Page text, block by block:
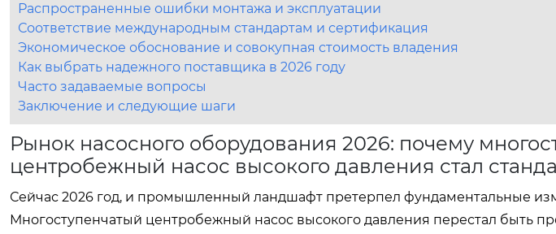
Распространенные ошибки монтажа и эксплуатации
Соответствие международным стандартам и сертификация
Экономическое обоснование и совокупная стоимость владения
Как выбрать надежного поставщика в 2026 году
Часто задаваемые вопросы
Заключение и следующие шаги
Рынок насосного оборудования 2026: почему
центробежный насос высокого давления стал
Сейчас 2026 год, и промышленный ландшафт претерпел фундаментальные
Многоступенчатый центробежный насос высокого давления перестал быть